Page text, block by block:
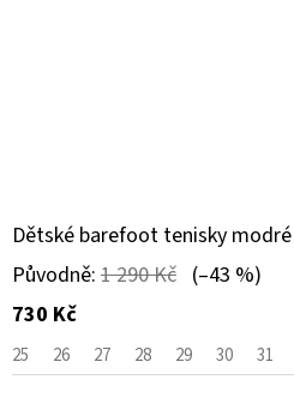
Dětské barefoot tenisky
Původně: 1 290 Kč (–43 %)
730 Kč
25 26 27 28 29 30 31